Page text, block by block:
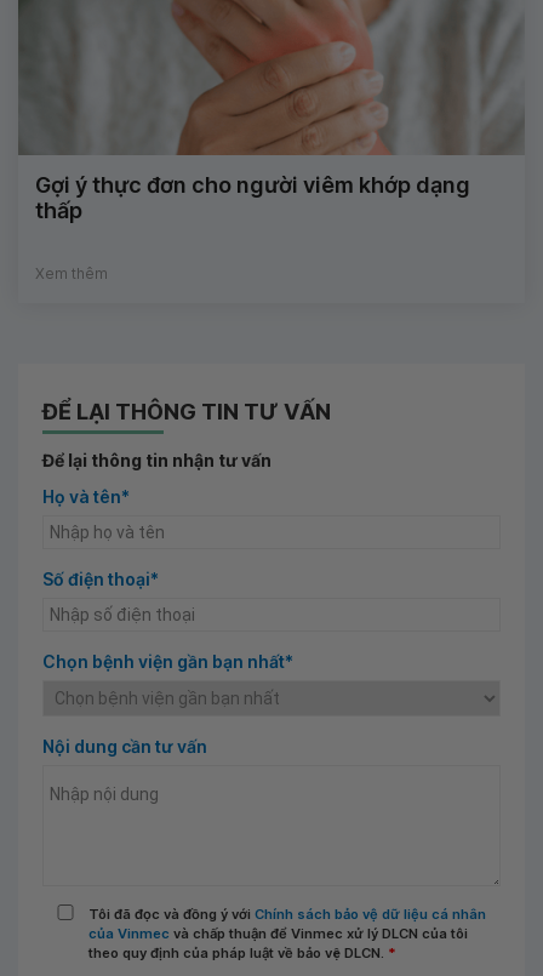
Gợi ý thực đơn cho người viêm khớp dạng
thấp
Xem thêm
ĐỂ LẠI THÔNG TIN TƯ VẤN
Để lại thông tin nhận tư vấn
Họ và tên*
Số điện thoại*
Chọn bệnh viện gần bạn nhất*
Nội dung cần tư vấn
Tôi đã đọc và đồng ý với Chính sách bảo vệ dữ liệu cá nhân
của Vinmec và chấp thuận để Vinmec xử lý DLCN của tôi
theo quy định của pháp luật về bảo vệ DLCN. *